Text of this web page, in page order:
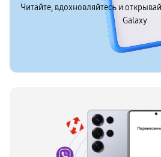
Читайте, вдохновляйтесь и
Galaxy